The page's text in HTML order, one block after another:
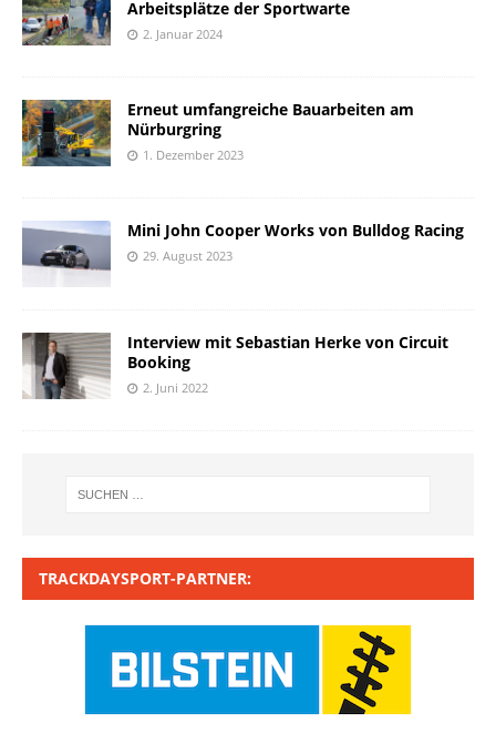
Arbeitsplätze der Sportwarte
2. Januar 2024
Erneut umfangreiche Bauarbeiten am
Nürburgring
1. Dezember 2023
Mini John Cooper Works von Bulldog Racing
29. August 2023
Interview mit Sebastian Herke von Circuit
Booking
2. Juni 2022
TRACKDAYSPORT-PARTNER: